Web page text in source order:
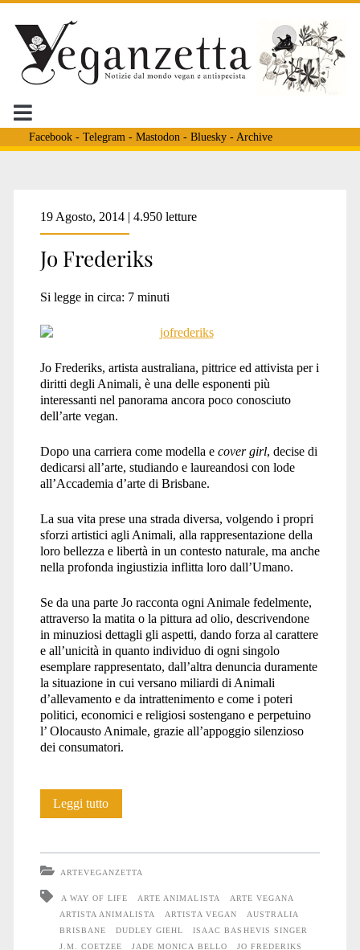
Facebook- Telegram - Mastodon - Bluesky- Archive
Tag:
<span>Tanita
Cree</span>
19 Agosto, 2014 | 4.950 letture
Jo Frederiks
Si legge in circa: 7 minuti
Jo Frederiks, artista australiana, pittrice ed attivista per i
diritti degli Animali, è una delle esponenti più
interessanti nel panorama ancora poco conosciuto
dell’arte vegan.
Dopo una carriera come modella e cover girl, decise di
dedicarsi all’arte, studiando e laureandosi con lode
all’Accademia d’arte di Brisbane.
La sua vita prese una strada diversa, volgendo i propri
sforzi artistici agli Animali, alla rappresentazione della
loro bellezza e libertà in un contesto naturale, ma anche
nella profonda ingiustizia inflitta loro dall’Umano.
Se da una parte Jo racconta ogni Animale fedelmente,
attraverso la matita o la pittura ad olio, descrivendone
in minuziosi dettagli gli aspetti, dando forza al carattere
e all’unicità in quanto individuo di ogni singolo
esemplare rappresentato, dall’altra denuncia duramente
la situazione in cui versano miliardi di Animali
d’allevamento e da intrattenimento e come i poteri
politici, economici e religiosi sostengano e perpetuino
l’ Olocausto Animale, grazie all’appoggio silenzioso
dei consumatori.
Leggi tuttoJo
ARTEVEGANZETTA
A WAY OF LIFE ARTE ANIMALISTA
ARTE VEGANA
ARTISTA ANIMALISTA
ARTISTA VEGAN
AUSTRALIA
BRISBANE
DUDLEY GIEHL
ISAAC BASHEVIS SINGER
J.M. COETZEE
JADE MONICA BELLO
JO FREDERIKS